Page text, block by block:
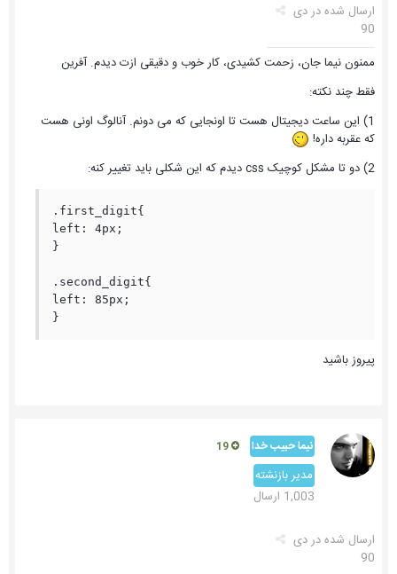
ارسال شده دردی
90
ممنون نیما جان، زحمت کشیدی، کار خوب و دقیقی ازت دیدم. آفرین
فقط چند نکته:
1) این ساعت دیجیتال هست تا اونجایی که می دونم. آنالوگ اونی هست
که عقربه داره!
2) دو تا مشکل کوچیک css دیدم که این شکلی باید تغییر کنه:
.first_digit{
left: 4px;
}
.second_digit{
left: 85px;
}
پیروز باشید
نیما حبیب خدا
مدیر بازنشته
1,003 ارسال
ارسال شده دردی
90